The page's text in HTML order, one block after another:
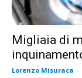
Migliaia di
Lorenzo Misuraca -